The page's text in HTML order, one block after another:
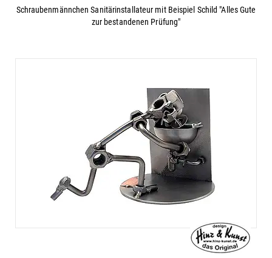
Schraubenmännchen Sanitärinstallateur mit Beispiel Schild "Alles Gute
zur bestandenen Prüfung"